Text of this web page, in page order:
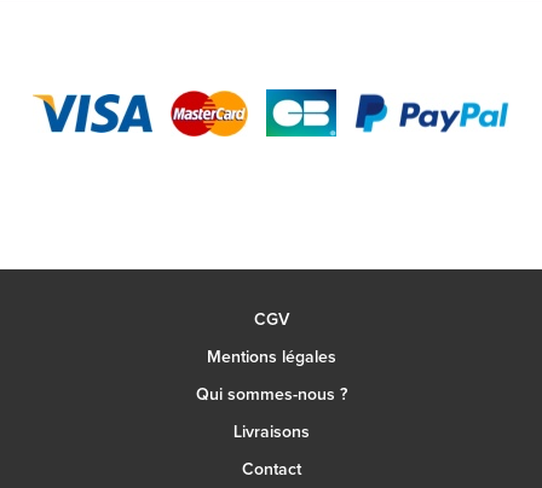
CGV
Mentions légales
Qui sommes-nous ?
Livraisons
Contact